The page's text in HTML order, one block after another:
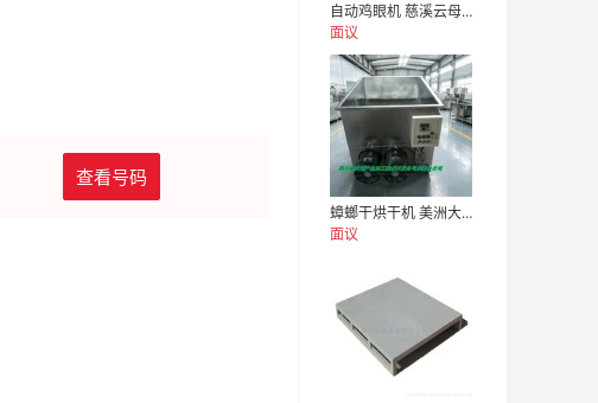
自动鸡眼机 慈溪云母片鸡眼机 鸡眼机
面议
蟑螂干烘干机 美洲大蠊快速干燥机 木山1型
面议
查看号码